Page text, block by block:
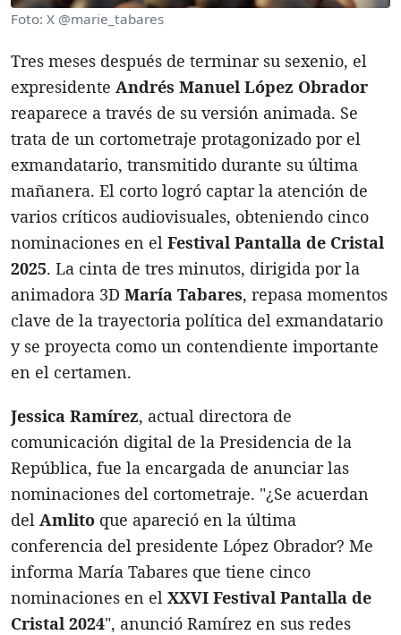
Foto: X @marie_tabares
Tres meses después de terminar su sexenio, el
expresidente Andrés Manuel López Obrador
reaparece a través de su versión animada. Se
trata de un cortometraje protagonizado por el
exmandatario, transmitido durante su última
mañanera. El corto logró captar la atención de
varios críticos audiovisuales, obteniendo cinco
nominaciones en el Festival Pantalla de Cristal
2025. La cinta de tres minutos, dirigida por la
animadora 3D María Tabares, repasa momentos
clave de la trayectoria política del exmandatario
y se proyecta como un contendiente importante
en el certamen.
Jessica Ramírez, actual directora de
comunicación digital de la Presidencia de la
República, fue la encargada de anunciar las
nominaciones del cortometraje. "¿Se acuerdan
del Amlito que apareció en la última
conferencia del presidente López Obrador? Me
informa María Tabares que tiene cinco
nominaciones en el XXVI Festival Pantalla de
Cristal 2024", anunció Ramírez en sus redes